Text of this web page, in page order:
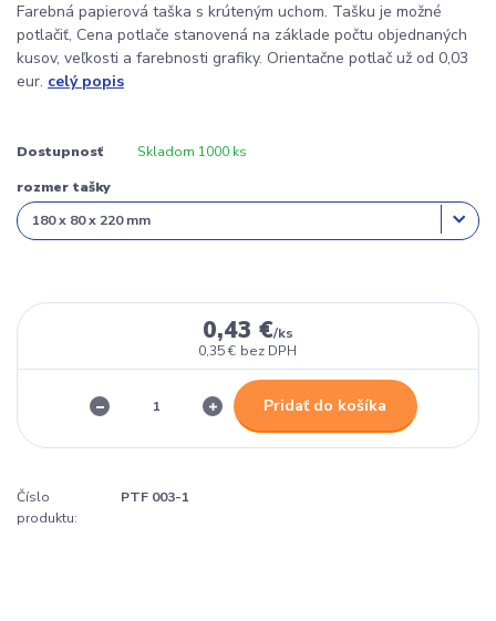
Farebná papierová taška s krúteným uchom. Tašku je možné
potlačiť, Cena potlače stanovená na základe počtu objednaných
kusov, veľkosti a farebnosti grafiky. Orientačne potlač už od 0,03
eur. celý popis
Dostupnosť Skladom 1000 ks
rozmer tašky
0,43 €/ks
0,35 € bez DPH
Pridať do košíka
Číslo
produktu:
PTF 003-1